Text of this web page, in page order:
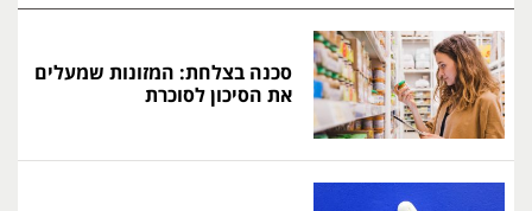
סכנה בצלחת: המזונות שמעלים
את הסיכון לסוכרת